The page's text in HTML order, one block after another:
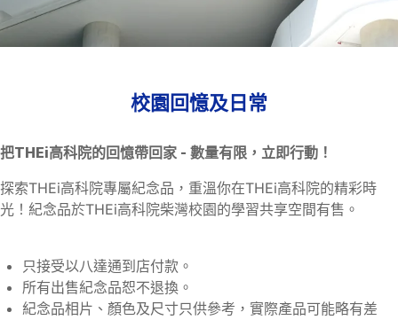
紀念品校園回憶及日常
把THEi高科院的回憶帶回家 - 數量有限，立即行動！
探索THEi高科院專屬紀念品，重溫你在THEi高科院的精彩時
光！紀念品於THEi高科院柴灣校園的學習共享空間有售。
只接受以八達通到店付款。
所有出售紀念品恕不退換。
紀念品相片、顏色及尺寸只供參考，實際產品可能略有差